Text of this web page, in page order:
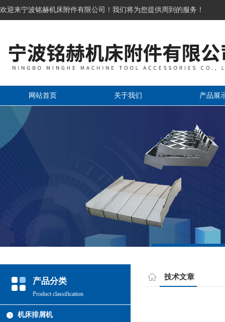
欢迎来宁波铭赫机床附件有限公司！我们将为您提供周到的服务！
网站首页 关于我们 产品展
产品分类
Product classification
机床排屑机
技术文章